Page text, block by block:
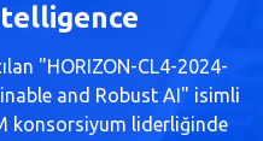
"HORIZON-CL4-2024-
and Robust AI" isimli
konsorsiyum liderliğinde